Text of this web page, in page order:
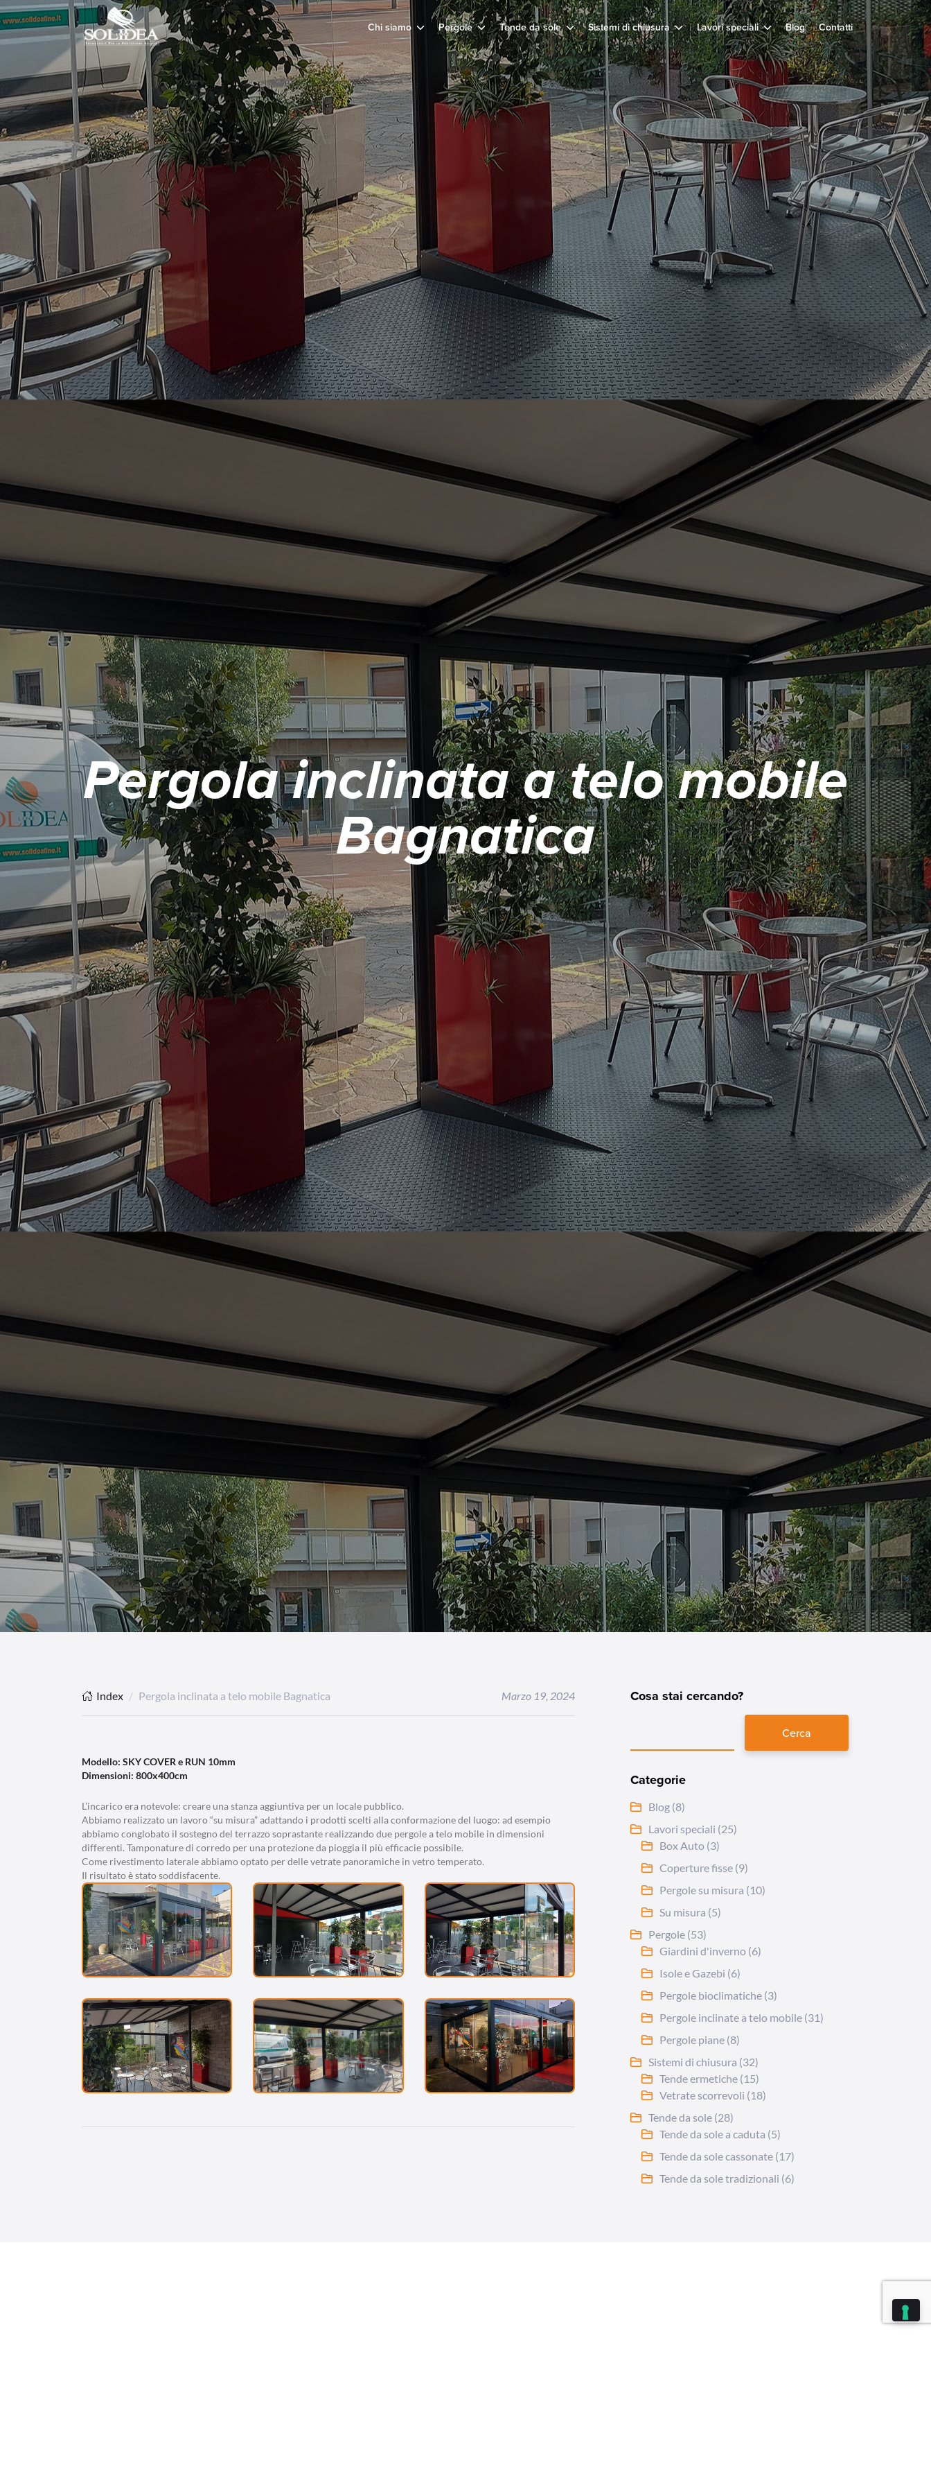
Chi siamo Pergole Tende da sole Sistemi di chiusura Lavori speciali Blog Contatti
Pergola inclinata a telo mobile
Bagnatica
Index Pergola inclinata a telo mobile Bagnatica Marzo 19, 2024
Modello: SKY COVER e RUN 10mm
Dimensioni: 800x400cm
L’incarico era notevole: creare una stanza aggiuntiva per un locale pubblico.
Abbiamo realizzato un lavoro “su misura” adattando i prodotti scelti alla conformazione del luogo: ad esempio
abbiamo conglobato il sostegno del terrazzo soprastante realizzando due pergole a telo mobile in dimensioni
differenti. Tamponature di corredo per una protezione da pioggia il più efficacie possibile.
Come rivestimento laterale abbiamo optato per delle vetrate panoramiche in vetro temperato.
Il risultato è stato soddisfacente.
Cosa stai cercando?
Cerca
Categorie
Blog (8)
Lavori speciali (25)
Box Auto (3)
Coperture fisse (9)
Pergole su misura (10)
Su misura (5)
Pergole (53)
Giardini d'inverno (6)
Isole e Gazebi (6)
Pergole bioclimatiche (3)
Pergole inclinate a telo mobile (31)
Pergole piane (8)
Sistemi di chiusura (32)
Tende ermetiche (15)
Vetrate scorrevoli (18)
Tende da sole (28)
Tende da sole a caduta (5)
Tende da sole cassonate (17)
Tende da sole tradizionali (6)